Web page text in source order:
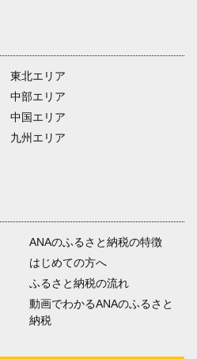
東北エリア
中部エリア
中国エリア
九州エリア
ANAのふるさと納税の特徴
はじめての方へ
ふるさと納税の流れ
動画でわかるANAのふるさと
納税